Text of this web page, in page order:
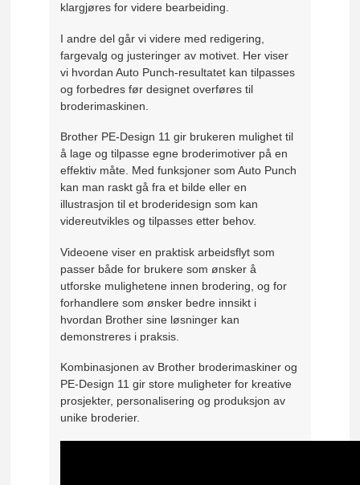
klargjøres for videre bearbeiding.
I andre del går vi videre med redigering,
fargevalg og justeringer av motivet. Her viser
vi hvordan Auto Punch-resultatet kan tilpasses
og forbedres før designet overføres til
broderimaskinen.
Brother PE-Design 11 gir brukeren mulighet til
å lage og tilpasse egne broderimotiver på en
effektiv måte. Med funksjoner som Auto Punch
kan man raskt gå fra et bilde eller en
illustrasjon til et broderidesign som kan
videreutvikles og tilpasses etter behov.
Videoene viser en praktisk arbeidsflyt som
passer både for brukere som ønsker å
utforske mulighetene innen brodering, og for
forhandlere som ønsker bedre innsikt i
hvordan Brother sine løsninger kan
demonstreres i praksis.
Kombinasjonen av Brother broderimaskiner og
PE-Design 11 gir store muligheter for kreative
prosjekter, personalisering og produksjon av
unike broderier.